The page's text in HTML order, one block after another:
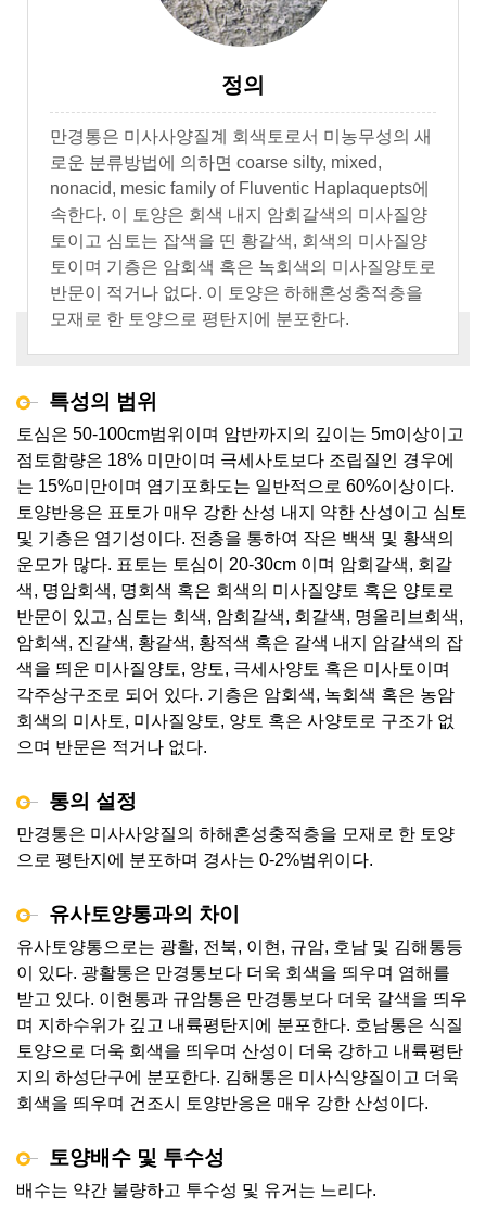
정의
만경통은 미사사양질계 회색토로서 미농무성의 새
로운 분류방법에 의하면 coarse silty, mixed,
nonacid, mesic family of Fluventic Haplaquepts에
속한다. 이 토양은 회색 내지 암회갈색의 미사질양
토이고 심토는 잡색을 띤 황갈색, 회색의 미사질양
토이며 기층은 암회색 혹은 녹회색의 미사질양토로
반문이 적거나 없다. 이 토양은 하해혼성충적층을
모재로 한 토양으로 평탄지에 분포한다.
특성의 범위
토심은 50-100cm범위이며 암반까지의 깊이는 5m이상이고
점토함량은 18% 미만이며 극세사토보다 조립질인 경우에
는 15%미만이며 염기포화도는 일반적으로 60%이상이다.
토양반응은 표토가 매우 강한 산성 내지 약한 산성이고 심토
및 기층은 염기성이다. 전층을 통하여 작은 백색 및 황색의
운모가 많다. 표토는 토심이 20-30cm 이며 암회갈색, 회갈
색, 명암회색, 명회색 혹은 회색의 미사질양토 혹은 양토로
반문이 있고, 심토는 회색, 암회갈색, 회갈색, 명올리브회색,
암회색, 진갈색, 황갈색, 황적색 혹은 갈색 내지 암갈색의 잡
색을 띄운 미사질양토, 양토, 극세사양토 혹은 미사토이며
각주상구조로 되어 있다. 기층은 암회색, 녹회색 혹은 농암
회색의 미사토, 미사질양토, 양토 혹은 사양토로 구조가 없
으며 반문은 적거나 없다.
통의 설정
만경통은 미사사양질의 하해혼성충적층을 모재로 한 토양
으로 평탄지에 분포하며 경사는 0-2%범위이다.
유사토양통과의 차이
유사토양통으로는 광활, 전북, 이현, 규암, 호남 및 김해통등
이 있다. 광활통은 만경통보다 더욱 회색을 띄우며 염해를
받고 있다. 이현통과 규암통은 만경통보다 더욱 갈색을 띄우
며 지하수위가 깊고 내륙평탄지에 분포한다. 호남통은 식질
토양으로 더욱 회색을 띄우며 산성이 더욱 강하고 내륙평탄
지의 하성단구에 분포한다. 김해통은 미사식양질이고 더욱
회색을 띄우며 건조시 토양반응은 매우 강한 산성이다.
토양배수 및 투수성
배수는 약간 불량하고 투수성 및 유거는 느리다.